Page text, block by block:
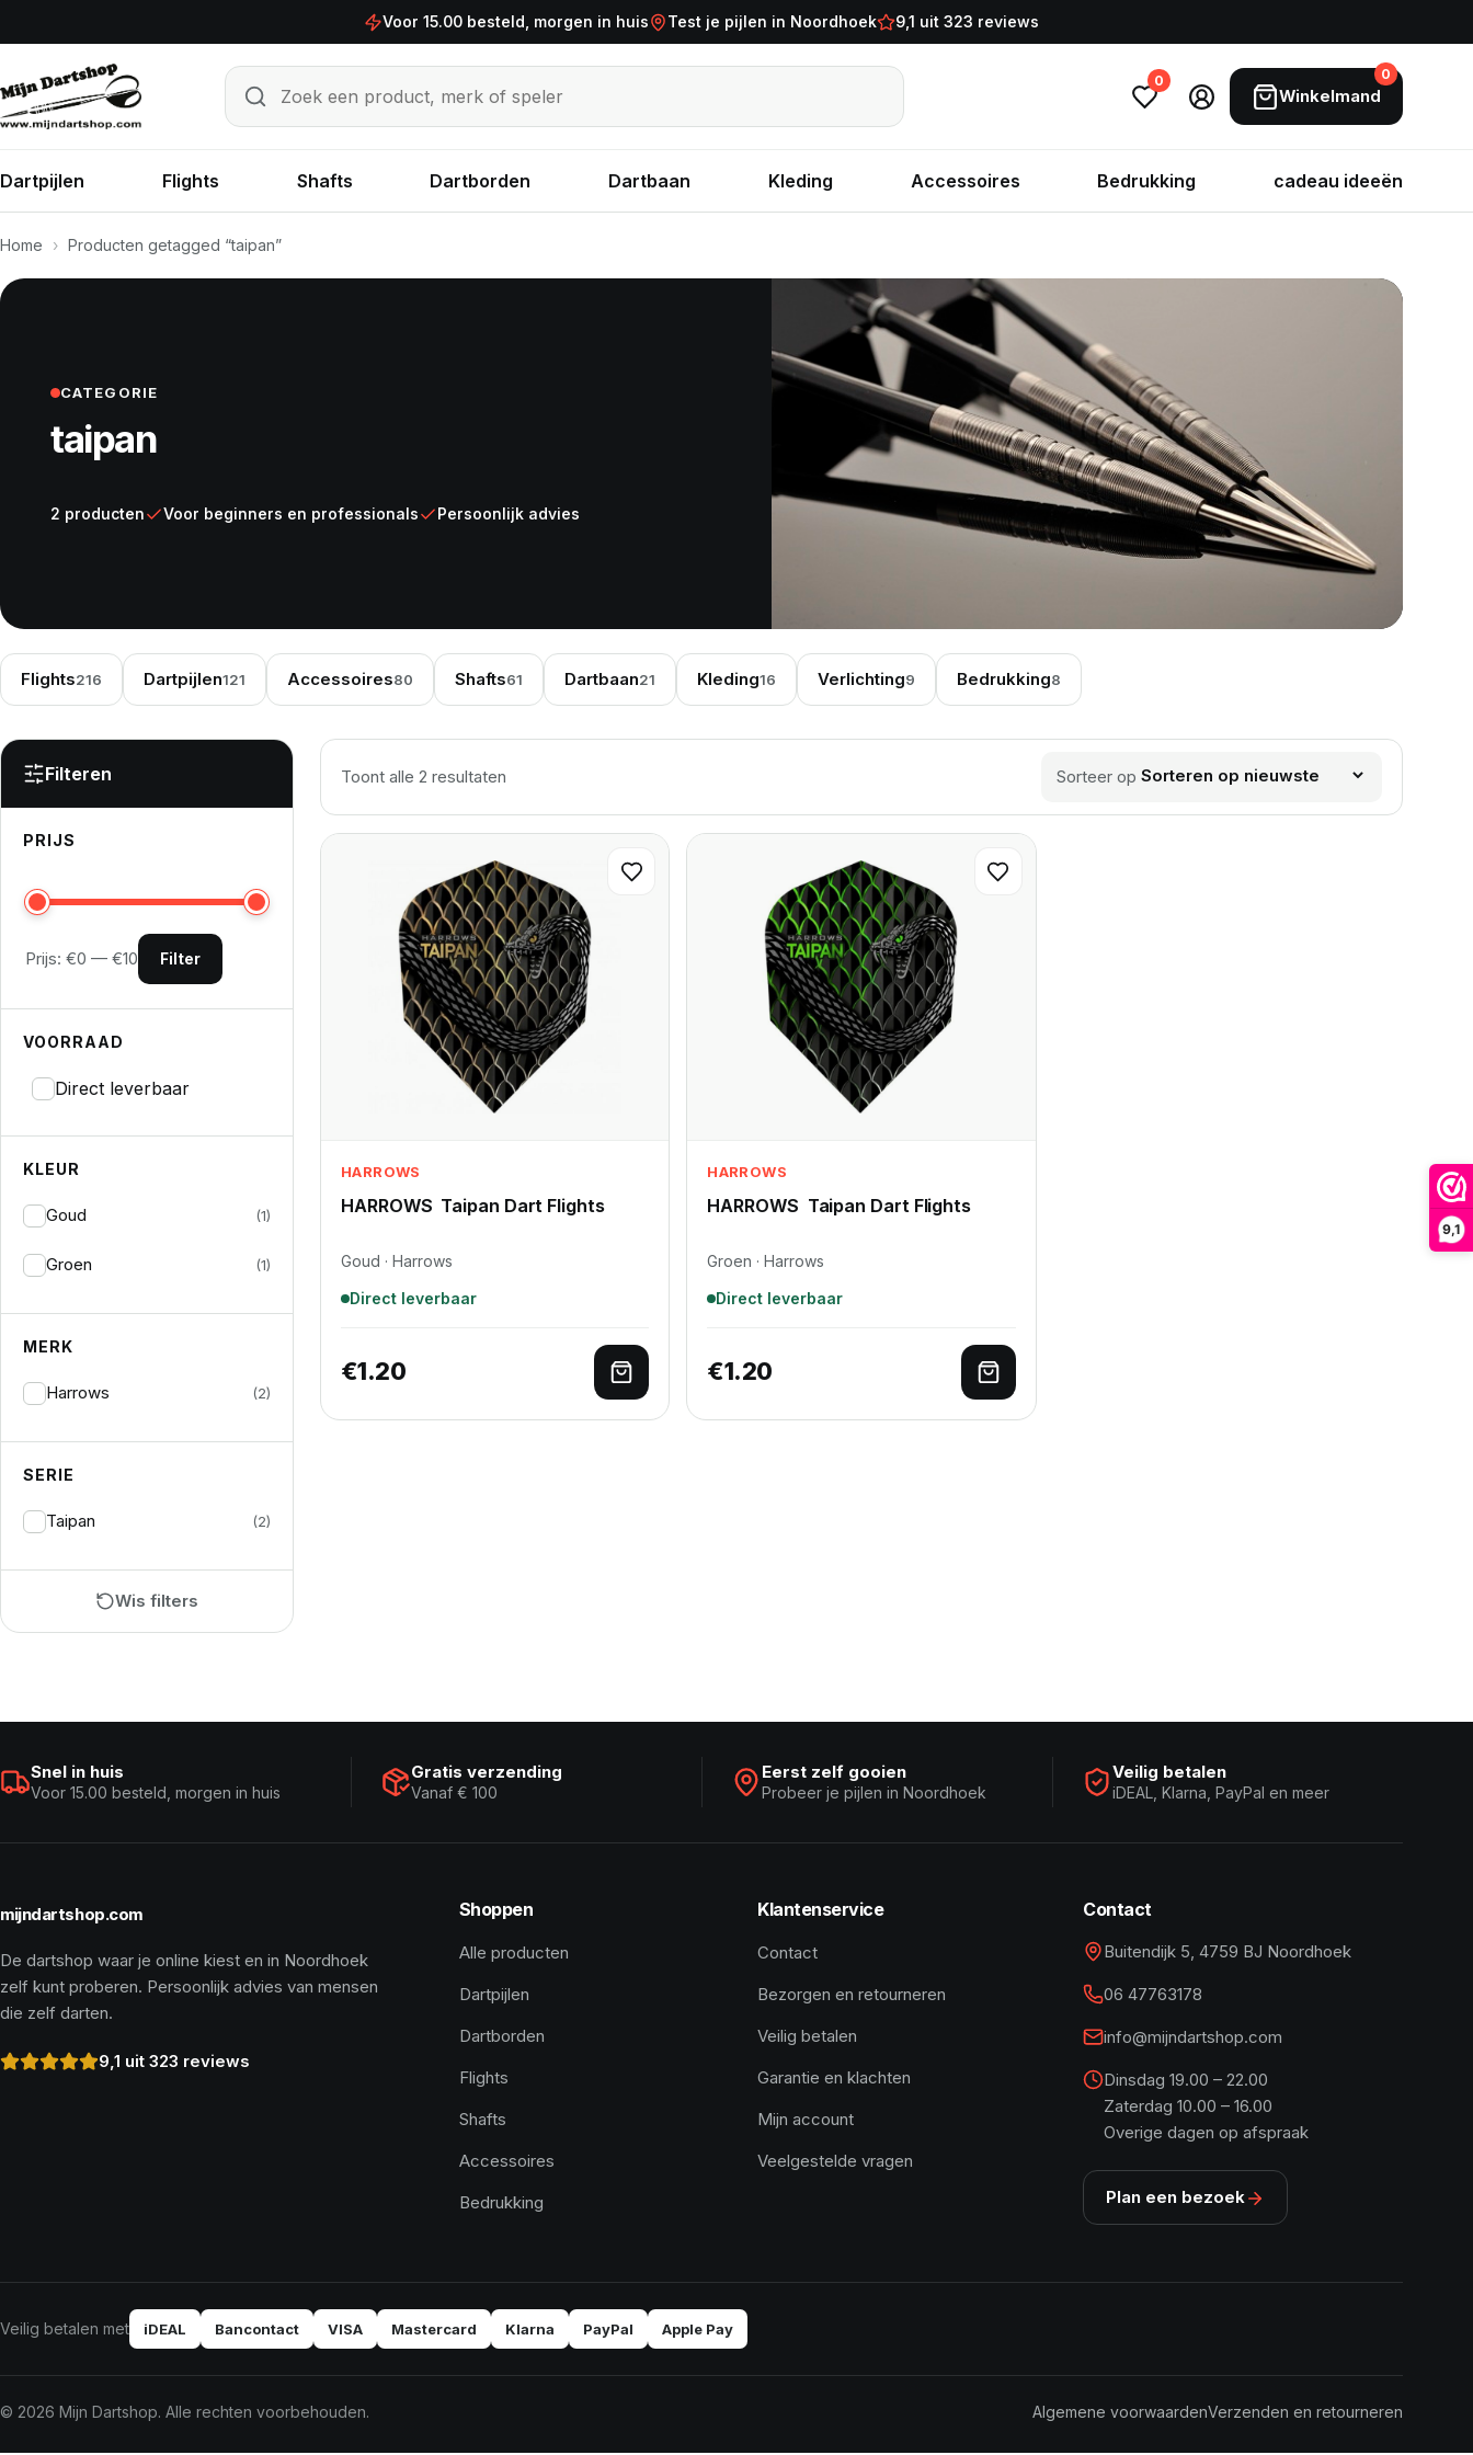
9,1
Voor 15.00 besteld, morgen in huis Test je pijlen in Noordhoek 9,1 uit 323 reviews
Zoek een product, merk of speler
Zoeken
0 0
Winkelmand
Dartpijlen Flights Shafts Dartborden Dartbaan Kleding Accessoires Bedrukking cadeau ideeën
Home › Producten getagged “taipan”
CATEGORIE
taipan
2 producten Voor beginners en professionals Persoonlijk advies
Flights216 Dartpijlen121 Accessoires80 Shafts61 Dartbaan21 Kleding16 Verlichting9 Bedrukking8
Filteren
PRIJS
Min. prijs
Max. prijs
Filter
Prijs: €0 — €10
VOORRAAD
Direct leverbaar
KLEUR
Goud (1)
Groen (1)
MERK
Harrows (2)
SERIE
Taipan (2)
Wis filters
Toont alle 2 resultaten Sorteer op
HARROWS
HARROWS Taipan Dart Flights
Goud · Harrows
Direct leverbaar
€1.20 Toevoegen aan winkelwagen
HARROWS
HARROWS Taipan Dart Flights
Groen · Harrows
Direct leverbaar
€1.20 Toevoegen aan winkelwagen
Snel in huis
Voor 15.00 besteld, morgen in huis
Gratis verzending
Vanaf € 100
Eerst zelf gooien
Probeer je pijlen in Noordhoek
Veilig betalen
iDEAL, Klarna, PayPal en meer
mijndartshop.com
De dartshop waar je online kiest en in Noordhoek
zelf kunt proberen. Persoonlijk advies van mensen
die zelf darten.
9,1 uit 323 reviews
Shoppen
Alle producten
Dartpijlen
Dartborden
Flights
Shafts
Accessoires
Bedrukking
Klantenservice
Contact
Bezorgen en retourneren
Veilig betalen
Garantie en klachten
Mijn account
Veelgestelde vragen
Contact
Buitendijk 5, 4759 BJ Noordhoek
06 47763178
info@mijndartshop.com
Dinsdag 19.00 – 22.00
Zaterdag 10.00 – 16.00
Overige dagen op afspraak
Plan een bezoek
Veilig betalen met iDEAL Bancontact VISA Mastercard Klarna PayPal Apple Pay
© 2026 Mijn Dartshop. Alle rechten voorbehouden. Algemene voorwaardenVerzenden en retourneren